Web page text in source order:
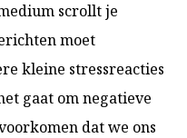
scrollt je
moet
kleine stressreacties
gaat om negatieve
dat we ons